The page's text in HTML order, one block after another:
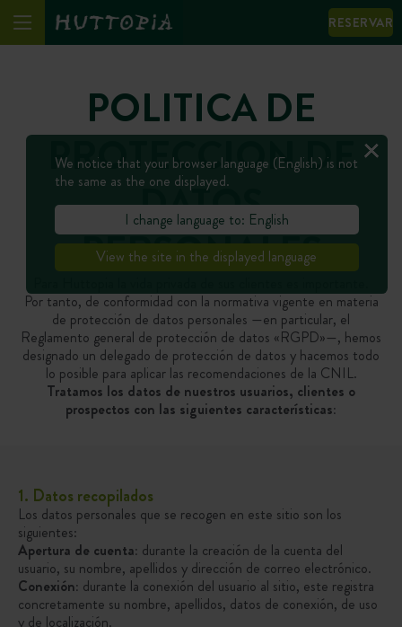
RESERVAR
POLITICA DE
PROTECCION DE
DATOS
PERSONALES
Por tanto, de conformidad con la normativa vigente en materia
de protección de datos personales —en particular, el
Reglamento general de protección de datos «RGPD»—, hemos
designado un delegado de protección de datos y hacemos todo
lo posible para aplicar las recomendaciones de la CNIL.
Tratamos los datos de nuestros usuarios, clientes o
prospectos con las siguientes características:
1. Datos recopilados
Los datos personales que se recogen en este sitio son los
siguientes:
Apertura de cuenta: durante la creación de la cuenta del
usuario, su nombre, apellidos y dirección de correo electrónico.
Conexión: durante la conexión del usuario al sitio, este registra
concretamente su nombre, apellidos, datos de conexión, de uso
y de localización.
We notice that your browser language (English) is not
the same as the one displayed.
I change language to: English
View the site in the displayed language